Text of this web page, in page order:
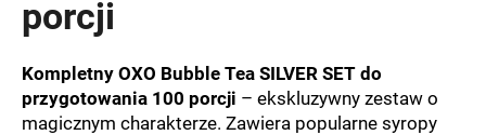
porcji
Kompletny OXO Bubble Tea SILVER SET do
przygotowania 100 porcji – ekskluzywny zestaw o
magicznym charakterze. Zawiera popularne syropy
SZUKAJ